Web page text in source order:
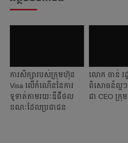
ការសិក្សារបស់ក្រុមហ៊ុន
Visa លើកំណើននៃការ
ទូទាត់តាមរយៈឌីជីថល
ខណៈដែលប្រជាជន
លោក ចាន់ រដ្
ពិសោធន៍ល្អៗ
ជា CEO ក្